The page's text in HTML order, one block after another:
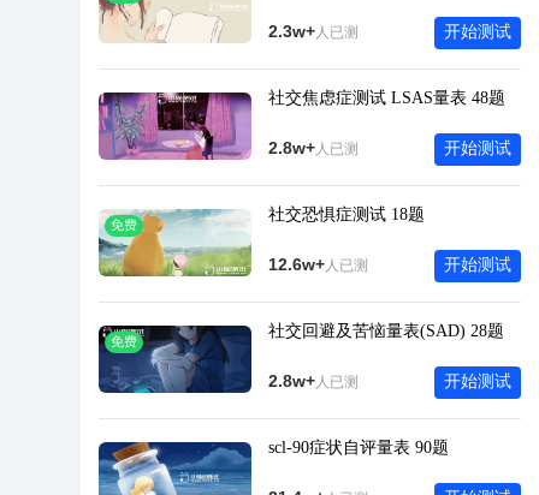
开始测试
2.3w+人已测
社交焦虑症测试 LSAS量表 48题
开始测试
2.8w+人已测
免费
社交恐惧症测试 18题
开始测试
12.6w+人已测
免费
社交回避及苦恼量表(SAD) 28题
开始测试
2.8w+人已测
scl-90症状自评量表 90题